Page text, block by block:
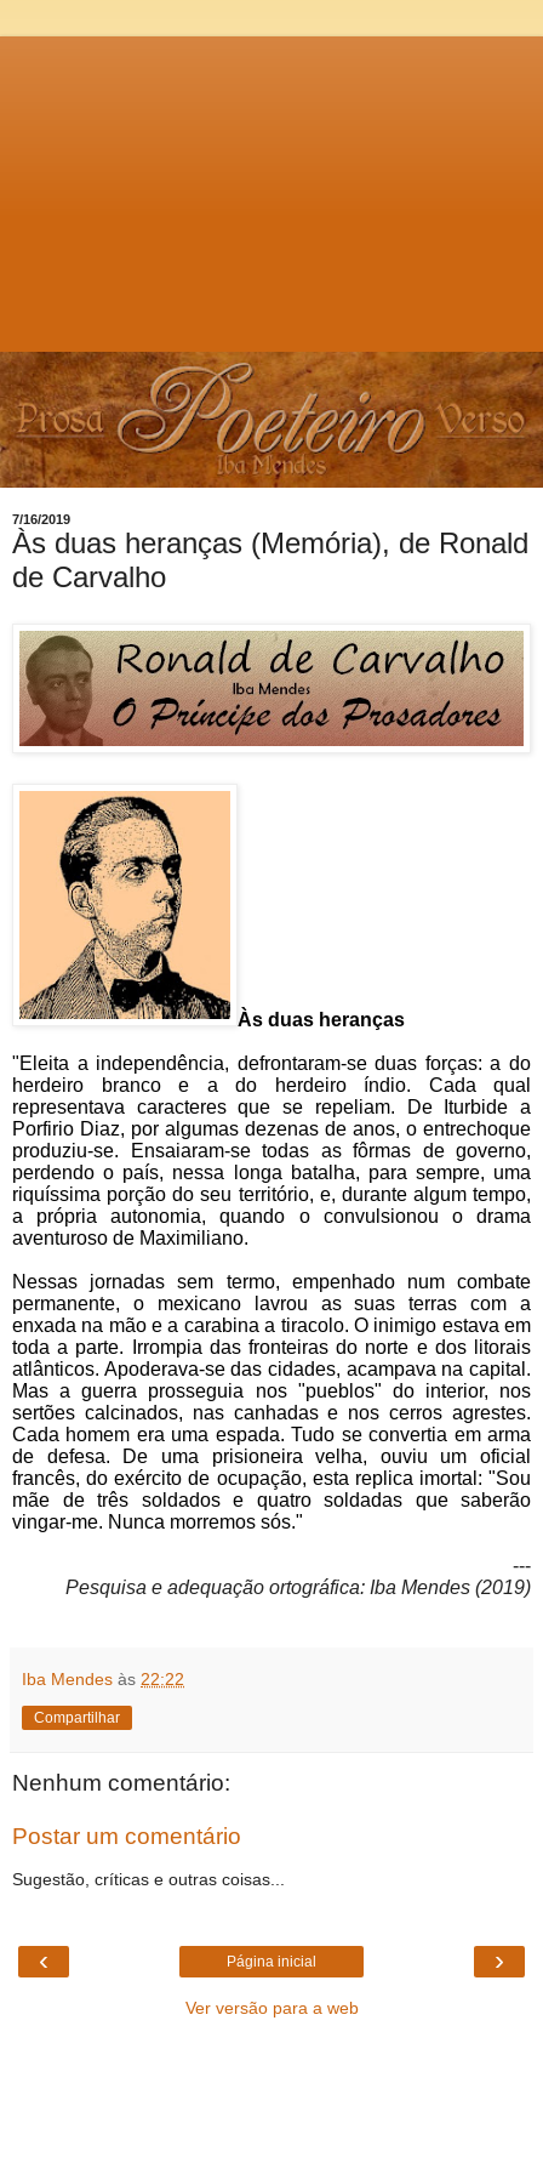
7/16/2019
Às duas heranças (Memória), de Ronald
de Carvalho
Às duas heranças
"Eleita a independência, defrontaram-se duas forças: a do
herdeiro branco e a do herdeiro índio. Cada qual
representava caracteres que se repeliam. De Iturbide a
Porfirio Diaz, por algumas dezenas de anos, o entrechoque
produziu-se. Ensaiaram-se todas as fôrmas de governo,
perdendo o país, nessa longa batalha, para sempre, uma
riquíssima porção do seu território, e, durante algum tempo,
a própria autonomia, quando o convulsionou o drama
aventuroso de Maximiliano.
Nessas jornadas sem termo, empenhado num combate
permanente, o mexicano lavrou as suas terras com a
enxada na mão e a carabina a tiracolo. O inimigo estava em
toda a parte. Irrompia das fronteiras do norte e dos litorais
atlânticos. Apoderava-se das cidades, acampava na capital.
Mas a guerra prosseguia nos "pueblos" do interior, nos
sertões calcinados, nas canhadas e nos cerros agrestes.
Cada homem era uma espada. Tudo se convertia em arma
de defesa. De uma prisioneira velha, ouviu um oficial
francês, do exército de ocupação, esta replica imortal: "Sou
mãe de três soldados e quatro soldadas que saberão
vingar-me. Nunca morremos sós."
---
Pesquisa e adequação ortográfica: Iba Mendes (2019)
Iba Mendes às 22:22
Compartilhar
Nenhum comentário:
Postar um comentário
Sugestão, críticas e outras coisas...
‹ ›
Página inicial
Ver versão para a web